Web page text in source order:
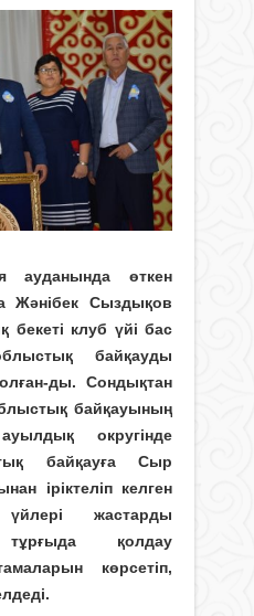
ауданында өткен
Жәнібек Сыздықов
бекеті клуб үйі бас
байқауды
ды. Сондықтан
байқауының
округінде
байқауға Сыр
іріктеліп келген
жастарды
қолдау
көрсетіп,